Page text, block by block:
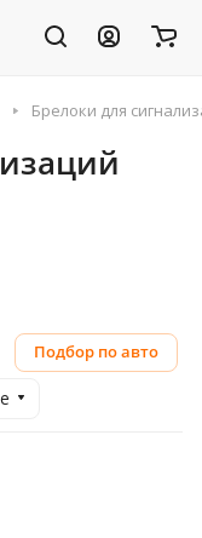
Брелоки для
Подбор по авто